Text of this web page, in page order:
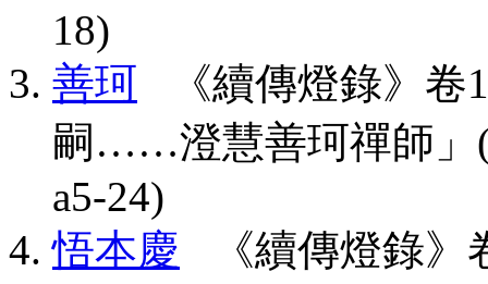
18)
善珂 《續傳燈錄》卷
嗣……澄慧善珂禪師」
a5-24)
悟本慶 《續傳燈錄》